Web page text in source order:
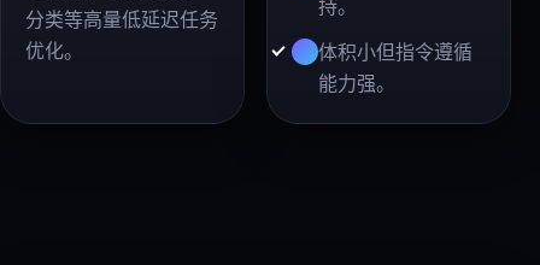
分类等高量低延迟任务
优化。
持。
体积小但指令遵循
能力强。